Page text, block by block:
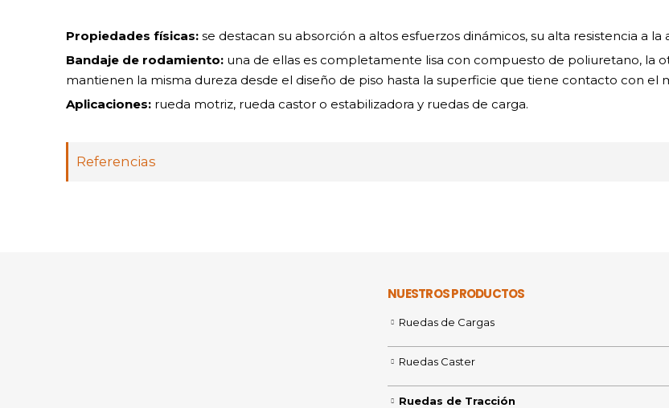
Propiedades físicas: se destacan su absorción a altos esfuerzos dinámicos, su alta resistencia a la
Bandaje de rodamiento: una de ellas es completamente lisa con compuesto de poliuretano, la
mantienen la misma dureza desde el diseño de piso hasta la superficie que tiene contacto con el
Aplicaciones: rueda motriz, rueda castor o estabilizadora y ruedas de carga.
Referencias
NUESTROS PRODUCTOS
Ruedas de Cargas
Ruedas Caster
Ruedas de Tracción